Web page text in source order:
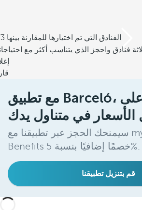
/3 الفنادق التي تم اختيارها للمقارنة بينها
فنادق واحجز الذي يتناسب أكثر مع
مع تطبيق Barceló، ستحصل على
سيمنحك الحجز عبر تطبيقنا مع my Barceló
Benefits خصمًا إضافيًا بنسبة 5%.
قم بتنزيل تطبيقنا